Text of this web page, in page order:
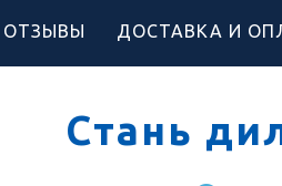
ОТЗЫВЫ ДОСТАВКА И
Стань